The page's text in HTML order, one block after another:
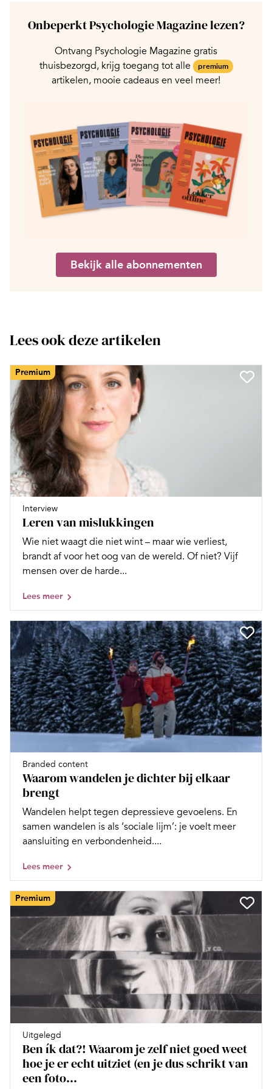
Onbeperkt Psychologie Magazine lezen?
Ontvang Psychologie Magazine gratis
thuisbezorgd, krijg toegang tot alle
premium
artikelen, mooie cadeaus en veel meer!
Bekijk alle abonnementen
Lees ook deze artikelen
Premium
Interview
Leren van mislukkingen
Wie niet waagt die niet wint – maar wie verliest,
brandt af voor het oog van de wereld. Of niet? Vijf
mensen over de harde...
Lees meer
Branded content
Waarom wandelen je dichter bij elkaar
brengt
Wandelen helpt tegen depressieve gevoelens. En
samen wandelen is als ‘sociale lijm’: je voelt meer
aansluiting en verbondenheid....
Lees meer
Premium
Uitgelegd
Ben ík dat?! Waarom je zelf niet goed weet
hoe je er echt uitziet (en je dus schrikt van
een foto...